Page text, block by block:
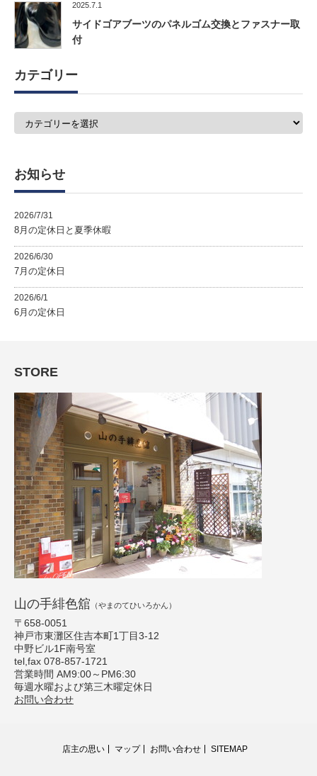
2025.7.1
サイドゴアブーツのパネルゴム交換とファスナー取
付
カテゴリー
お知らせ
2026/7/31
8月の定休日と夏季休暇
2026/6/30
7月の定休日
2026/6/1
6月の定休日
STORE
山の手緋色舘 （やまのてひいろかん）
〒658-0051
神戸市東灘区住吉本町1丁目3-12
中野ビル1F南号室
tel,fax 078-857-1721
営業時間 AM9:00～PM6:30
毎週水曜および第三木曜定休日
お問い合わせ
店主の思い マップ お問い合わせ SITEMAP